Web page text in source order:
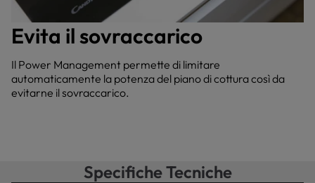
Evita il sovraccarico
Il Power Management permette di limitare
automaticamente la potenza del piano di cottura così da
evitarne il sovraccarico.
Specifiche Tecniche